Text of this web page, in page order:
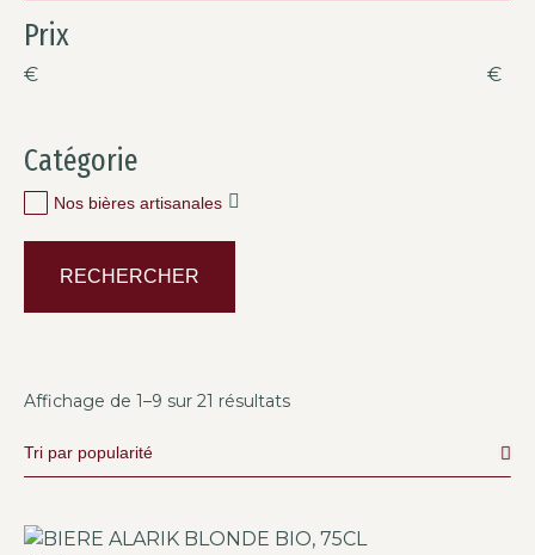
Prix
€ €
Catégorie
Nos bières artisanales
RECHERCHER
Affichage de 1–9 sur 21 résultats